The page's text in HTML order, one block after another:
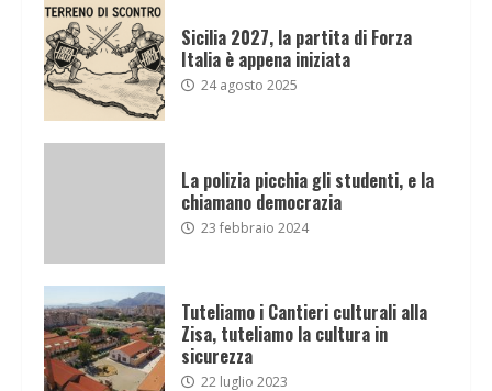
Sicilia 2027, la partita di Forza
Italia è appena iniziata
24 agosto 2025
La polizia picchia gli studenti, e la
chiamano democrazia
23 febbraio 2024
Tuteliamo i Cantieri culturali alla
Zisa, tuteliamo la cultura in
sicurezza
22 luglio 2023